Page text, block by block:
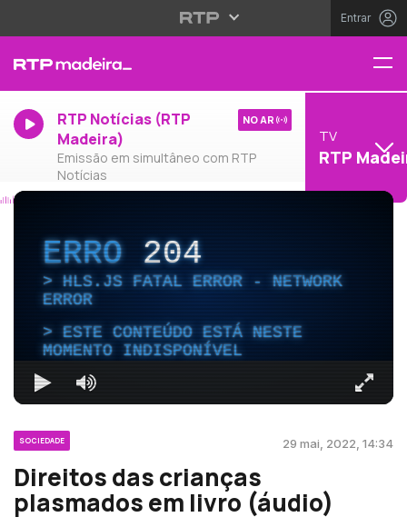
Entrar
RTP Notícias (RTP
Madeira)
Emissão em simultâneo com RTP
Notícias
NO AR
TV
RTP
ERRO204
HLS.JS FATAL ERROR - NETWORK
ERROR
ESTE CONTEÚDO ESTÁ NESTE
MOMENTO INDISPONÍVEL
SOCIEDADE 29 mai, 2022, 14:34
Direitos das crianças
plasmados em livro (áudio)